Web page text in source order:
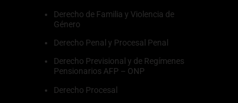
Derecho de Familia y Violencia de
Género
Derecho Penal y Procesal Penal
Derecho Previsional y de Regímenes
Pensionarios AFP – ONP
Derecho Procesal